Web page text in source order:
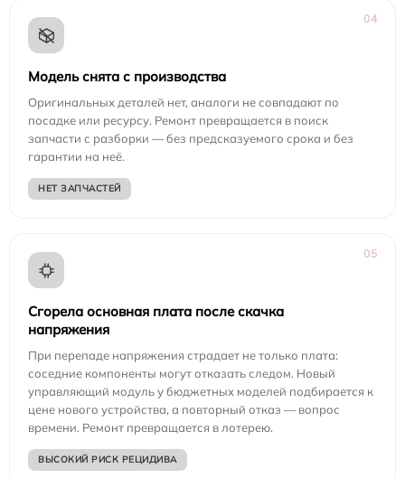
04
Модель снята с производства
Оригинальных деталей нет, аналоги не совпадают по
посадке или ресурсу. Ремонт превращается в поиск
запчасти с разборки — без предсказуемого срока и без
гарантии на неё.
НЕТ ЗАПЧАСТЕЙ
05
Сгорела основная плата после скачка
напряжения
При перепаде напряжения страдает не только плата:
соседние компоненты могут отказать следом. Новый
управляющий модуль у бюджетных моделей подбирается к
цене нового устройства, а повторный отказ — вопрос
времени. Ремонт превращается в лотерею.
ВЫСОКИЙ РИСК РЕЦИДИВА